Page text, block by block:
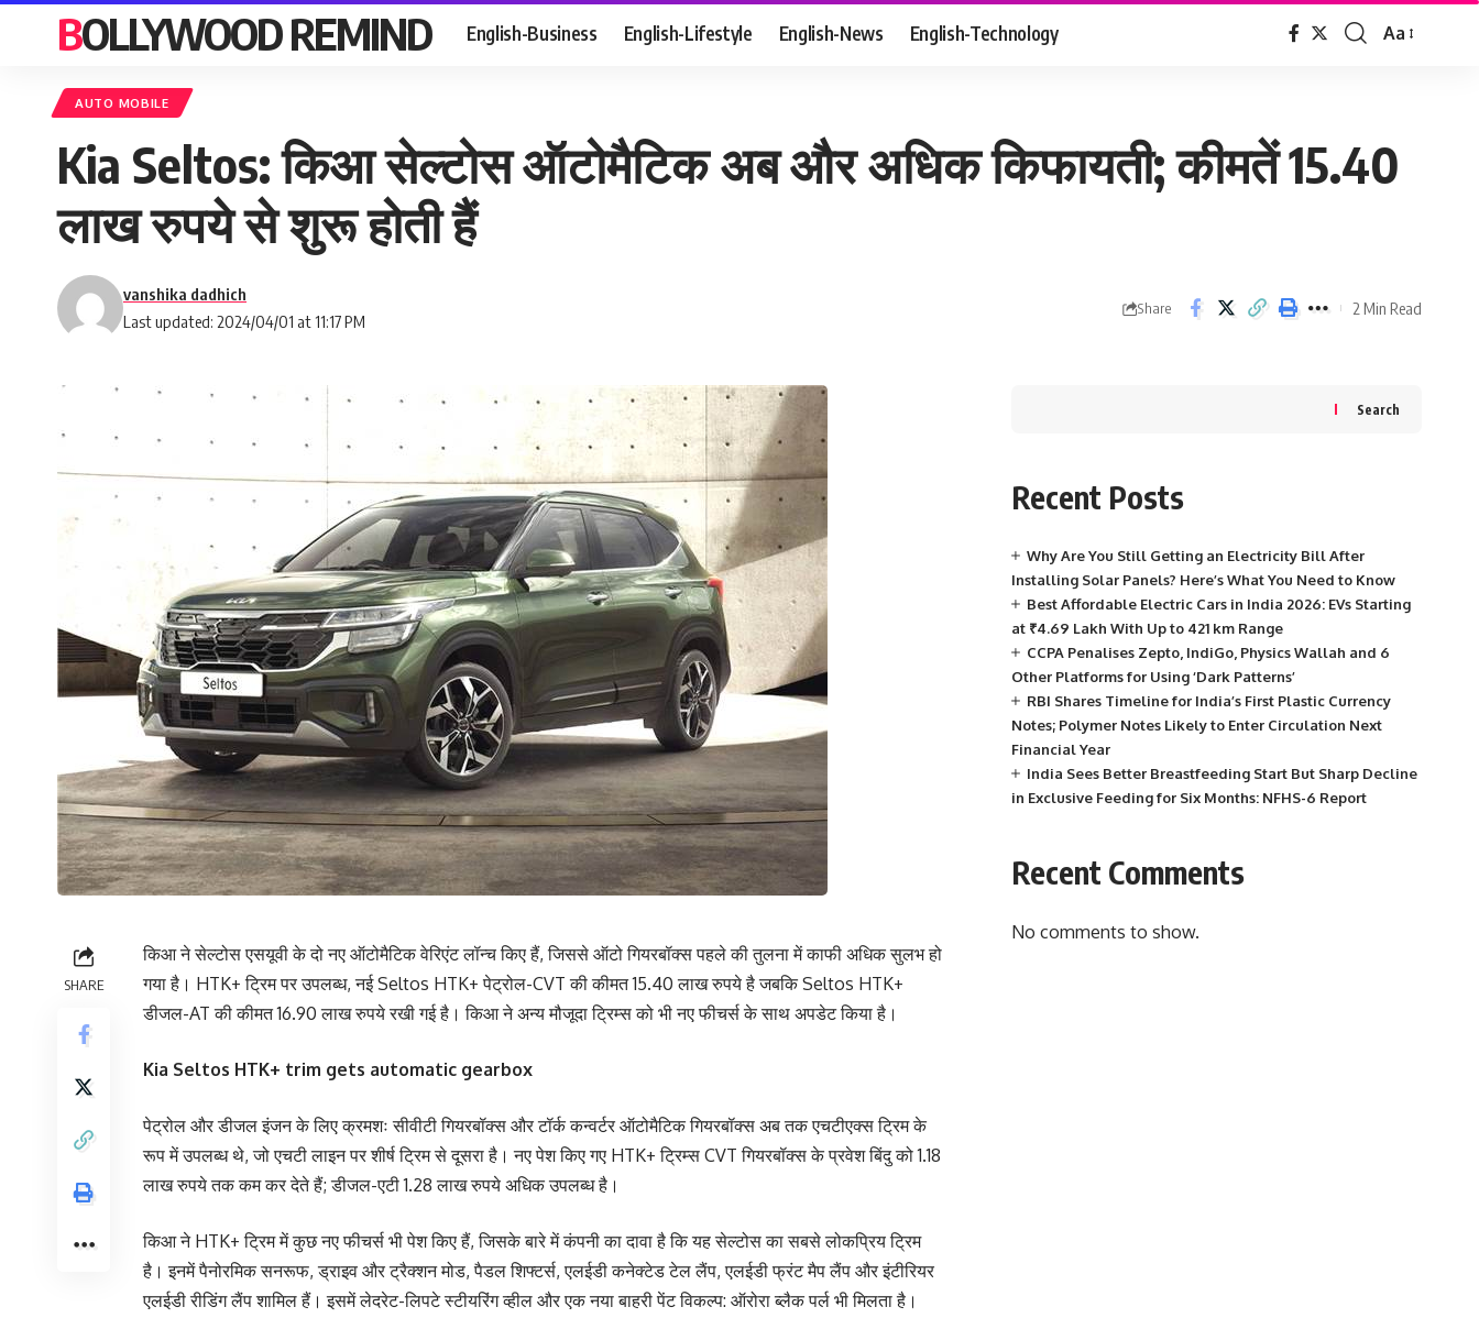
BOLLYWOOD REMIND English-Business English-Lifestyle English-News English-Technology
Font
Aa
AUTO MOBILE
Kia Seltos: किआ सेल्टोस ऑटोमैटिक अब और अधिक किफायती; कीमतें 15.40
लाख रुपये से शुरू होती हैं
Last updated: 2024/04/01 at 11:17 PM
vanshika dadhich
Share 2 Min Read
SHARE
किआ ने सेल्टोस एसयूवी के दो नए ऑटोमैटिक वेरिएंट लॉन्च किए हैं, जिससे ऑटो गियरबॉक्स पहले की तुलना में काफी अधिक सुलभ हो
गया है। HTK+ ट्रिम पर उपलब्ध, नई Seltos HTK+ पेट्रोल-CVT की कीमत 15.40 लाख रुपये है जबकि Seltos HTK+
डीजल-AT की कीमत 16.90 लाख रुपये रखी गई है। किआ ने अन्य मौजूदा ट्रिम्स को भी नए फीचर्स के साथ अपडेट किया है।
Kia Seltos HTK+ trim gets automatic gearbox
पेट्रोल और डीजल इंजन के लिए क्रमशः सीवीटी गियरबॉक्स और टॉर्क कन्वर्टर ऑटोमैटिक गियरबॉक्स अब तक एचटीएक्स ट्रिम के
रूप में उपलब्ध थे, जो एचटी लाइन पर शीर्ष ट्रिम से दूसरा है। नए पेश किए गए HTK+ ट्रिम्स CVT गियरबॉक्स के प्रवेश बिंदु को 1.18
लाख रुपये तक कम कर देते हैं; डीजल-एटी 1.28 लाख रुपये अधिक उपलब्ध है।
किआ ने HTK+ ट्रिम में कुछ नए फीचर्स भी पेश किए हैं, जिसके बारे में कंपनी का दावा है कि यह सेल्टोस का सबसे लोकप्रिय ट्रिम
है। इनमें पैनोरमिक सनरूफ, ड्राइव और ट्रैक्शन मोड, पैडल शिफ्टर्स, एलईडी कनेक्टेड टेल लैंप, एलईडी फ्रंट मैप लैंप और इंटीरियर
एलईडी रीडिंग लैंप शामिल हैं। इसमें लेदरेट-लिपटे स्टीयरिंग व्हील और एक नया बाहरी पेंट विकल्प: ऑरोरा ब्लैक पर्ल भी मिलता है।
Search
Recent Posts
Why Are You Still Getting an Electricity Bill After
Installing Solar Panels? Here’s What You Need to Know
Best Affordable Electric Cars in India 2026: EVs Starting
at ₹4.69 Lakh With Up to 421 km Range
CCPA Penalises Zepto, IndiGo, Physics Wallah and 6
Other Platforms for Using ‘Dark Patterns’
RBI Shares Timeline for India’s First Plastic Currency
Notes; Polymer Notes Likely to Enter Circulation Next
Financial Year
India Sees Better Breastfeeding Start But Sharp Decline
in Exclusive Feeding for Six Months: NFHS-6 Report
Recent Comments
No comments to show.